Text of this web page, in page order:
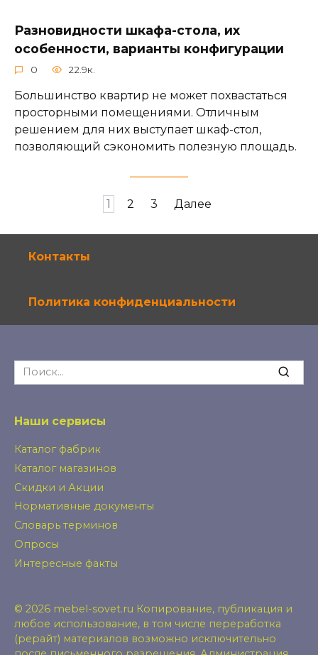
Разновидности шкафа-стола, их
особенности, варианты конфигурации
0 22.9к.
Большинство квартир не может похвастаться
просторными помещениями. Отличным
решением для них выступает шкаф-стол,
позволяющий сэкономить полезную площадь.
записям
1 2 3 Далее
Контакты
Политика конфиденциальности
Search
for:
Наши сервисы
Каталог фабрик
Каталог магазинов
Скидки и Акции
Нормативные документы
Словарь терминов
Опросы
Интересные факты
© 2026 mebel-sovet.ru Копирование, публикация и
любое использование, в том числе переработка
(рерайт) материалов возможно исключительно